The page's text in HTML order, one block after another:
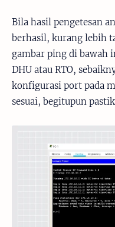
Bila hasil pengetesan
berhasil, kurang lebih
gambar ping di bawah
DHU atau RTO,
konfigurasi port pada
sesuai, begitupun